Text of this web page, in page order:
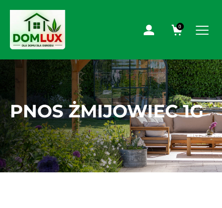
0
PNOS ŻMIJOWIEC 1G